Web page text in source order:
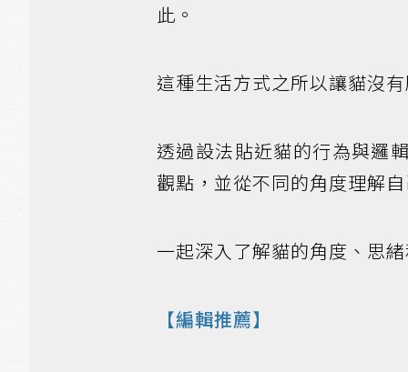
此。
這種生活方式之所以讓貓沒
透過設法貼近貓的行為與邏
觀點，並從不同的角度理解
一起深入了解貓的角度、思
【編輯推薦】